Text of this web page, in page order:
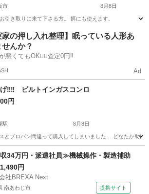
市 8月8日
引き取りに来て下さる方。 餌にも使えます。
の他
家の押し入れ整理】眠っている人形あ
せんか？
悪くてもOK🙆‍♀️査定0円‼️
Ad
‼︎‼︎ ビルトインガスコンロ
円
駅 8月8日
とプロパン間違って購入してしまいました… どなたか助け
塚駅 その他 ビルトイン
34万円・派遣社員≫機械操作・製造補助
円
社BREXA Next
南あわじ市 提携サイト